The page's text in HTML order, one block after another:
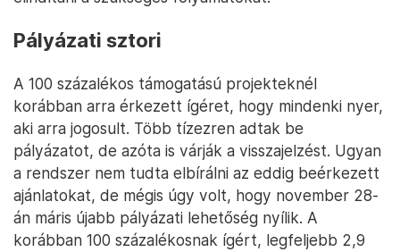
Pályázati sztori
A 100 százalékos támogatású projekteknél
korábban arra érkezett ígéret, hogy mindenki nyer,
aki arra jogosult. Több tízezren adtak be
pályázatot, de azóta is várják a visszajelzést. Ugyan
a rendszer nem tudta elbírálni az eddig beérkezett
ajánlatokat, de mégis úgy volt, hogy november 28-
án máris újabb pályázati lehetőség nyílik. A
korábban 100 százalékosnak ígért, legfeljebb 2,9